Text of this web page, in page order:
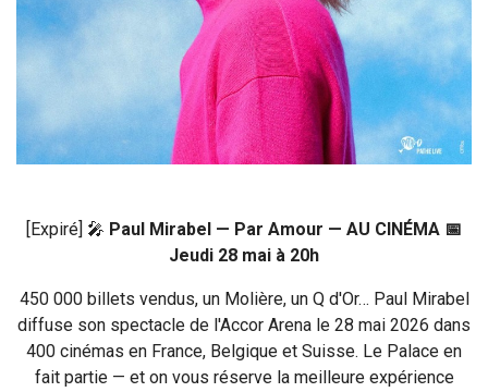
[Expiré] 🎤 Paul Mirabel — Par Amour — AU CINÉMA 📅
Jeudi 28 mai à 20h
450 000 billets vendus, un Molière, un Q d'Or… Paul Mirabel
diffuse son spectacle de l'Accor Arena le 28 mai 2026 dans
400 cinémas en France, Belgique et Suisse. Le Palace en
fait partie — et on vous réserve la meilleure expérience